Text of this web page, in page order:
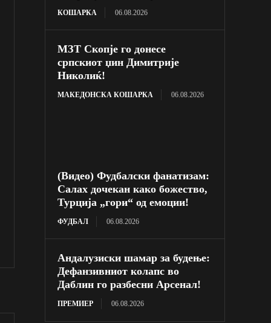
КОШАРКА 06.08.2026
МЗТ Скопје го донесе
српскиот џин Димитрије
Николиќ!
МАКЕДОНСКА КОШАРКА 06.08.2026
(Видео) Фудбалски фанатизам:
Салах дочекан како божество,
Турција „гори“ од емоции!
ФУДБАЛ 06.08.2026
Андалузиски шамар за будење:
Дефанзивниот колапс во
Даблин го разбесни Арсенал!
ПРЕМИЕР 06.08.2026